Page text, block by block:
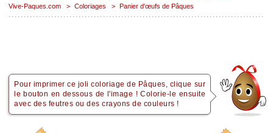
Vive-Paques.com > Coloriages > Panier d'œufs de Pâques
Pour imprimer ce joli coloriage de Pâques, clique sur
le bouton en dessous de l'image ! Colorie-le ensuite
avec des feutres ou des crayons de couleurs !